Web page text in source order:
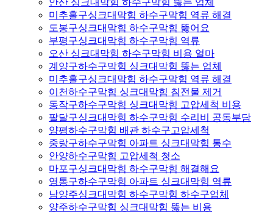
안산 싱크대막힘 하수구막힘 뚫는 업체
미추홀구싱크대막힘 하수구막힘 역류 해결
도봉구싱크대막힘 하수구막힘 뚫어요
부평구싱크대막힘 하수구막힘 역류
오산 싱크대막힘 하수구막힘 비용 얼마
계양구하수구막힘 싱크대막힘 뚫는 업체
미추홀구싱크대막힘 하수구막힘 역류 해결
이천하수구막힘 싱크대막힘 침전물 제거
동작구하수구막힘 싱크대막힘 고압세척 비용
팔달구싱크대막힘 하수구막힘 수리비 공동부담
양평하수구막힘 배관 하수구고압세척
중랑구하수구막힘 아파트 싱크대막힘 통수
안양하수구막힘 고압세척 청소
마포구싱크대막힘 하수구막힘 해결해요
영통구하수구막힘 아파트 싱크대막힘 역류
남양주싱크대막힘 하수구막힘 하수구업체
양주하수구막힘 싱크대막힘 뚫는 비용